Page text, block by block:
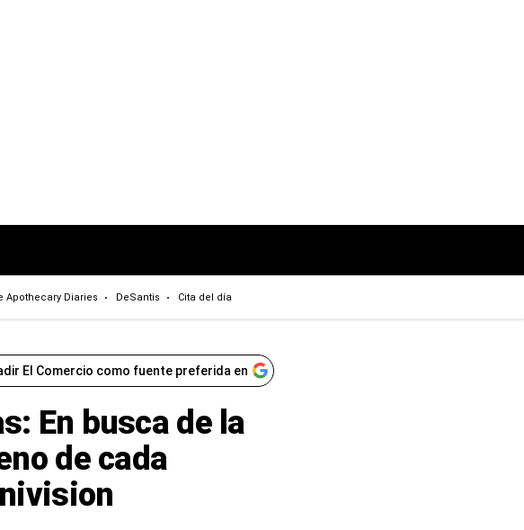
Apothecary Diaries DeSantis Cita del día
El Comercio como fuente preferida en
En busca de la
de cada